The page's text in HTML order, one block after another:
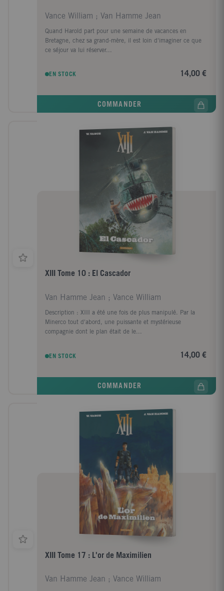
Vance William ; Van Hamme Jean
Quand Harold part pour une semaine de vacances en
Bretagne, chez sa grand-mère, il est loin d'imaginer ce que
ce séjour va lui réserver...
EN STOCK 14,00 €
COMMANDER
XIII Tome 10 : El Cascador
Van Hamme Jean ; Vance William
Description : XIII a été une fois de plus manipulé. Par la
Minerco tout d'abord, une puissante et mystérieuse
compagnie dont le plan était de le...
EN STOCK 14,00 €
COMMANDER
XIII Tome 17 : L'or de Maximilien
Van Hamme Jean ; Vance William